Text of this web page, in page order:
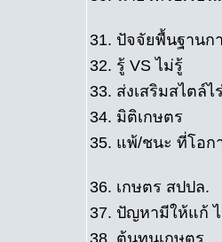
31. ปัจจัยพื้นฐานก
32. รู้ VS ไม่รู้
33. ส่งเสริมสไตล์
34. มิติเกษตร
35. แพ้/ชนะ ที่โอก
36. เกษตร สปปล.
37. ปัญหามีให้แก้
38. ต้นทุนเกษตร